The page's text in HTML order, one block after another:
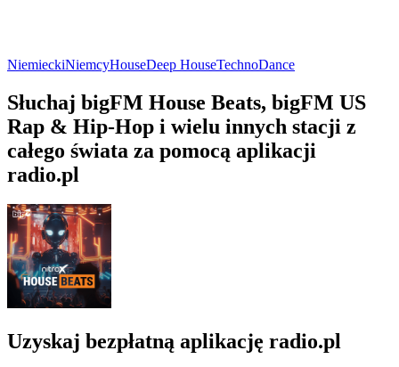
NiemieckiNiemcyHouseDeep HouseTechnoDance
Słuchaj bigFM House Beats, bigFM US
Rap & Hip-Hop i wielu innych stacji z
całego świata za pomocą aplikacji
radio.pl
Uzyskaj bezpłatną aplikację radio.pl